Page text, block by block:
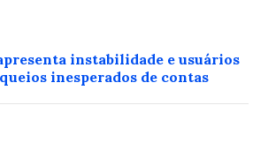
instabilidade e usuários
inesperados de contas